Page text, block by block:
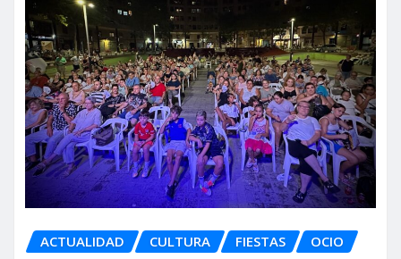
ACTUALIDAD CULTURA FIESTAS OCIO